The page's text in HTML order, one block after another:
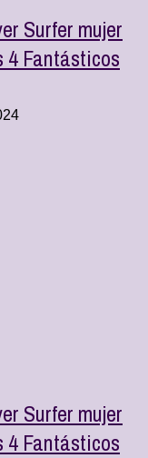
Surfer mujer
4 Fantásticos
Surfer mujer
4 Fantásticos